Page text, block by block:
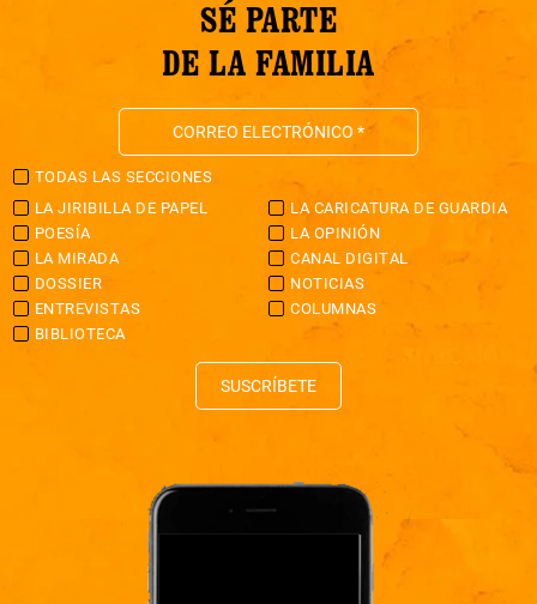
SÉ PARTE
DE LA FAMILIA
TODAS LAS SECCIONES
LA JIRIBILLA DE PAPEL
LA CARICATURA DE GUARDIA
POESÍA
LA OPINIÓN
LA MIRADA
CANAL DIGITAL
DOSSIER
NOTICIAS
ENTREVISTAS
COLUMNAS
BIBLIOTECA
SUSCRÍBETE